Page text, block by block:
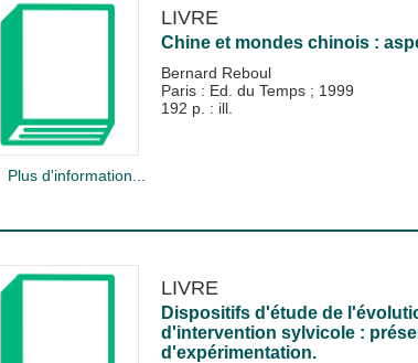
LIVRE
Chine et mondes chinois :
Bernard Reboul
Paris : Ed. du Temps ; 1999
192 p. : ill.
Plus d'information...
LIVRE
Dispositifs d'étude de
d'intervention sylvicole :
d'expérimentation.